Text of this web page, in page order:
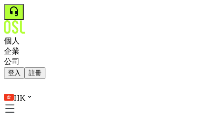
個人
企業
公司
登入 註冊
HK